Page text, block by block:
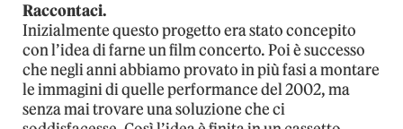
Raccontaci.
Inizialmente questo progetto era stato concepito
con l’idea di farne un film concerto. Poi è successo
che negli anni abbiamo provato in più fasi a montare
le immagini di quelle performance del 2002, ma
senza mai trovare una soluzione che ci